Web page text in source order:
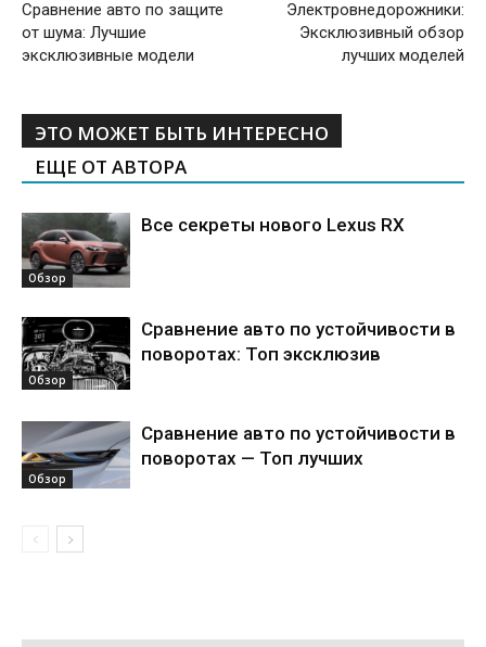
Сравнение авто по защите
от шума: Лучшие
эксклюзивные модели
Электровнедорожники:
Эксклюзивный обзор
лучших моделей
ЭТО МОЖЕТ БЫТЬ ИНТЕРЕСНО
ЕЩЕ ОТ АВТОРА
Обзор
Все секреты нового Lexus RX
Обзор
Сравнение авто по устойчивости в
поворотах: Топ эксклюзив
Обзор
Сравнение авто по устойчивости в
поворотах — Топ лучших